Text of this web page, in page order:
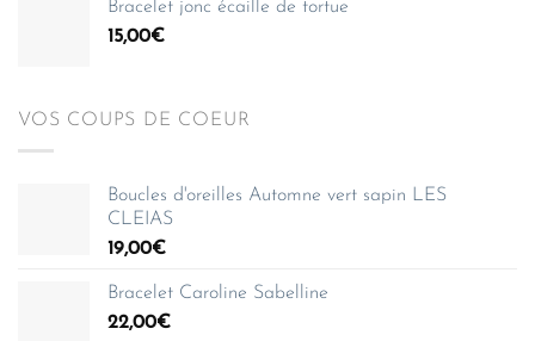
Bracelet jonc écaille de tortue
15,00€
VOS COUPS DE COEUR
Boucles d'oreilles Automne vert sapin LES
CLEIAS
19,00€
Bracelet Caroline Sabelline
22,00€